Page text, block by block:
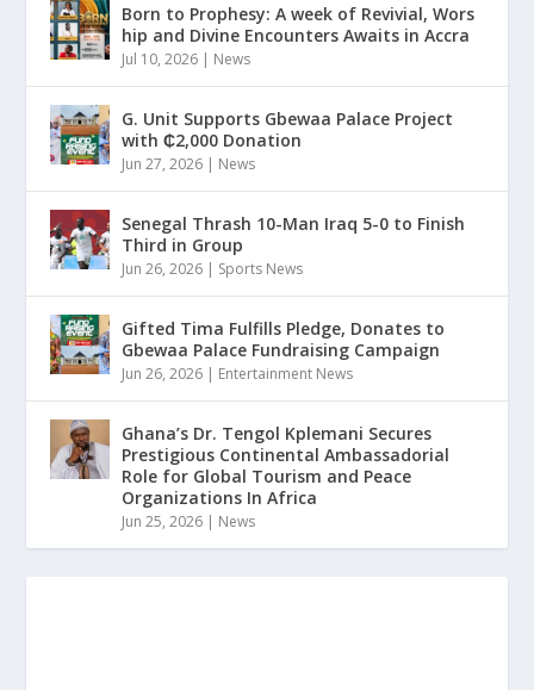
Born to Prophesy: A week of Revivial, Wors
hip and Divine Encounters Awaits in Accra
Jul 10, 2026 | News
G. Unit Supports Gbewaa Palace Project
with ₵2,000 Donation
Jun 27, 2026 | News
Senegal Thrash 10-Man Iraq 5-0 to Finish
Third in Group
Jun 26, 2026 | Sports News
Gifted Tima Fulfills Pledge, Donates to
Gbewaa Palace Fundraising Campaign
Jun 26, 2026 | Entertainment News
Ghana’s Dr. Tengol Kplemani Secures
Prestigious Continental Ambassadorial
Role for Global Tourism and Peace
Organizations In Africa
Jun 25, 2026 | News